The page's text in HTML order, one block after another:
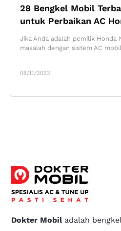
28 Bengkel Mobil
untuk Perbaikan AC
08/11/2023
Jika Anda adalah pemilik Honda
masalah dengan sistem AC
Dokter Mobiladalah